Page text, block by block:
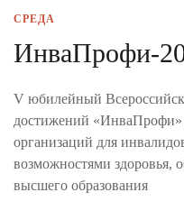
СРЕДА
ИнваПрофи-
V юбилейный
достижений «ИнваПрофи»
организаций для
возможностями здоровья,
высшего образования